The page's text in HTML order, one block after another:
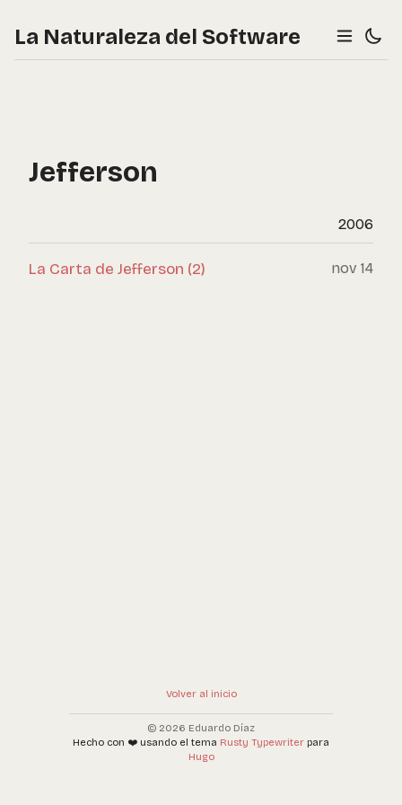
La Naturaleza del Software
Jefferson
2006
La Carta de Jefferson (2) nov 14
Volver al inicio
© 2026 Eduardo Díaz
Hecho con ❤️ usando el tema Rusty Typewriter para
Hugo